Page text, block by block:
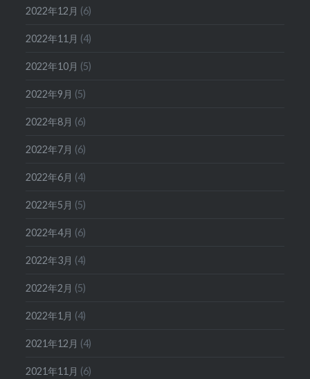
2022年12月 (6)
2022年11月 (4)
2022年10月 (5)
2022年9月 (5)
2022年8月 (6)
2022年7月 (6)
2022年6月 (4)
2022年5月 (5)
2022年4月 (6)
2022年3月 (4)
2022年2月 (5)
2022年1月 (4)
2021年12月 (4)
2021年11月 (6)